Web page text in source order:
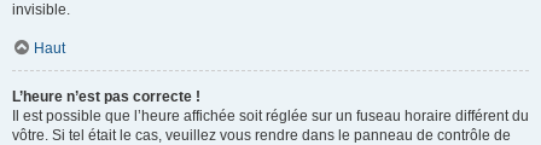
invisible.
Haut
L’heure n’est pas correcte !
Il est possible que l’heure affichée soit réglée sur un fuseau horaire différent du
vôtre. Si tel était le cas, veuillez vous rendre dans le panneau de contrôle de